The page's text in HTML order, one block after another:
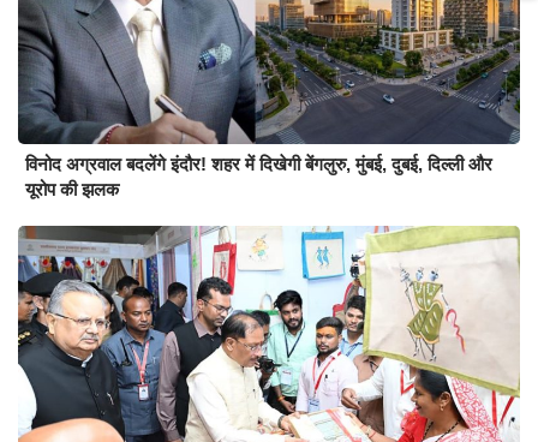
विनोद अग्रवाल बदलेंगे इंदौर! शहर में दिखेगी बेंगलुरु, मुंबई, दुबई, दिल्ली और
यूरोप की झलक